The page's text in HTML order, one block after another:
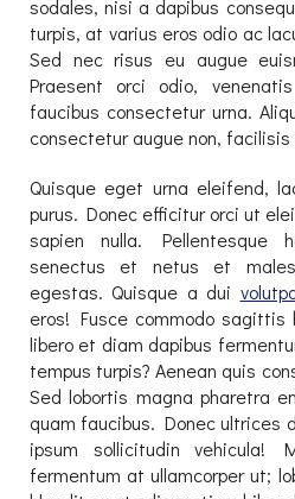
sodales, nisi a dapibus
turpis, at varius eros odio ac
Sed nec risus eu augue
Praesent orci odio,
faucibus consectetur urna.
consectetur augue non,
Quisque eget urna eleifend,
purus. Donec efficitur orci ut
sapien nulla. Pellentesque
senectus et netus et
egestas. Quisque a dui
eros! Fusce commodo
libero et diam dapibus
tempus turpis? Aenean quis
Sed lobortis magna pharetra
quam faucibus. Donec ultrices
ipsum sollicitudin vehicula!
fermentum at ullamcorper ut;